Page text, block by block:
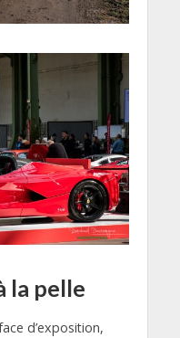
la pelle
d’exposition,